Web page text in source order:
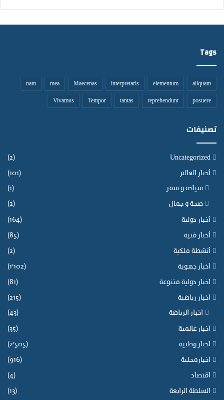
ف
ز
ع
ا
ق
ي
و
:
ا
م
ج
و
أ
خ
ئ
Tags
aliquam
elementum
interpretaris
Maecenas
mea
nam
posuere
reprehendunt
tantas
Tempor
Vivamus
تصنيفات
Uncategorized
(2)
أخبار العالم (101)
سياحة و سفر (1)
صحة و جمال (2)
أخبار دولية (164)
أخبار فنية (85)
أنشطة ملكية (2)
اخبار جهوية (1٬102)
اخبار دولية متنوعة (81)
اخبار رياضية (215)
اخبار الرياضة (43)
اخبار عالمية (35)
اخبار وطنية (2٬505)
اخبارمحلية (916)
اقتصاد (4)
السلطة الرابعة (13)